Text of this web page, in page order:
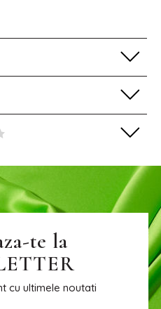
te la
cu ultimele noutati